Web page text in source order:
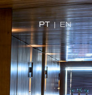
PT | EN